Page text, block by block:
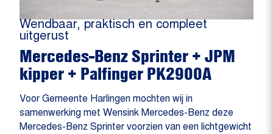
Wendbaar, praktisch en compleet
uitgerust
Mercedes-Benz Sprinter + JPM
kipper + Palfinger PK2900A
Voor Gemeente Harlingen mochten wij in
samenwerking met Wensink Mercedes-Benz deze
Mercedes-Benz Sprinter voorzien van een lichtgewicht